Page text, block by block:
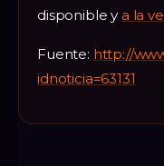
disponible y a la
Fuente: http://
idnoticia=63131